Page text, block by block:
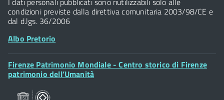
Posta Elettronica Certificata
condizioni previste dalla direttiva comunitaria 2003/98/CE e
dal d.lgs. 36/2006
Albo Pretorio
Footer
Widget
Firenze Patrimonio Mondiale - Centro storico di Firenze
patrimonio dell’Umanità